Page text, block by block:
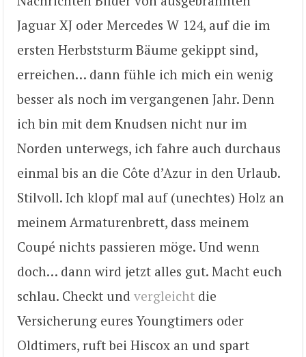
Jaguar XJ oder Mercedes W 124, auf die im
ersten Herbststurm Bäume gekippt sind,
erreichen… dann fühle ich mich ein wenig
besser als noch im vergangenen Jahr. Denn
ich bin mit dem Knudsen nicht nur im
Norden unterwegs, ich fahre auch durchaus
einmal bis an die Côte d’Azur in den Urlaub.
Stilvoll. Ich klopf mal auf (unechtes) Holz an
meinem Armaturenbrett, dass meinem
Coupé nichts passieren möge. Und wenn
doch… dann wird jetzt alles gut. Macht euch
schlau. Checkt und vergleicht die
Versicherung eures Youngtimers oder
Oldtimers, ruft bei Hiscox an und spart